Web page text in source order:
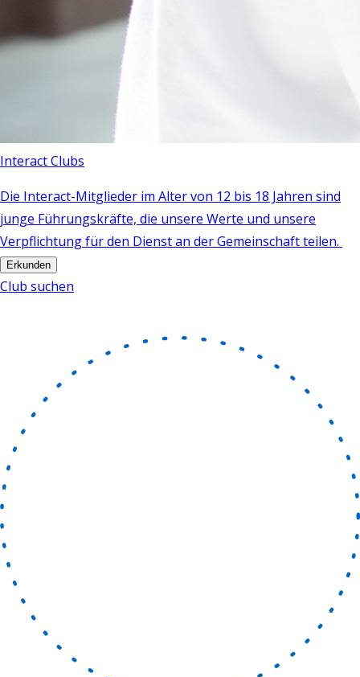
Interact Clubs
Die Interact-Mitglieder im Alter von 12 bis 18 Jahren sind
junge Führungskräfte, die unsere Werte und unsere
Verpflichtung für den Dienst an der Gemeinschaft teilen.
Erkunden
Club suchen